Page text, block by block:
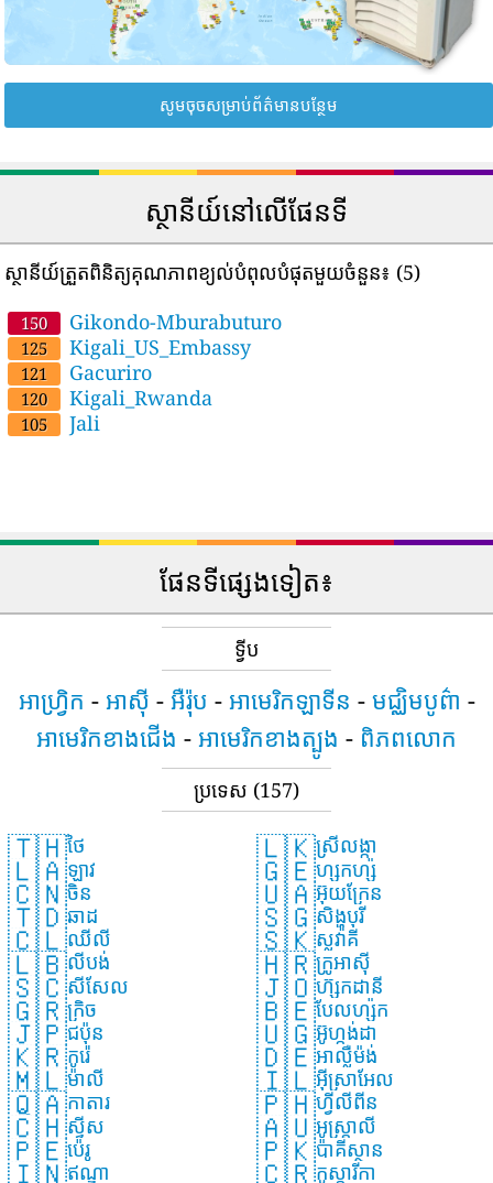
សូមចុចសម្រាប់ព័ត៌មានបន្ថែម
ស្ថានីយ៍នៅលើផែនទី
ស្ថានីយ៍ត្រួតពិនិត្យគុណភាពខ្យល់បំពុលបំផុតមួយចំនួន៖ (5)
150 Gikondo-Mburabuturo
125 Kigali_US_Embassy
121 Gacuriro
120 Kigali_Rwanda
105 Jali
ផែនទីផ្សេងទៀត៖
ទ្វីប
អាហ្រ្វិក - អាស៊ី - អឺរ៉ុប - អាមេរិកឡាទីន - មជ្ឈិមបូព៌ា -
អាមេរិកខាងជើង - អាមេរិកខាងត្បូង - ពិភពលោក
ប្រទេស (157)
🇹🇭ថៃ
🇱🇦ឡាវ
🇨🇳ចិន
🇹🇩ឆាដ
🇨🇱ឈីលី
🇱🇧លីបង់
🇸🇨សីសែល
🇬🇷ក្រិច
🇯🇵ជប៉ុន
🇰🇷កូរ៉េ
🇲🇱ម៉ាលី
🇶🇦កាតារ
🇨🇭ស្វីស
🇵🇪ប៉េរូ
🇮🇳ឥណ្ឌា
🇱🇰ស្រីលង្កា
🇬🇪ហ្សកហ្ស៉ី
🇺🇦អ៊ុយក្រែន
🇸🇬សិង្ហបុរី
🇸🇰ស្លូវ៉ាគី
🇭🇷ក្រូអាស៊ី
🇯🇴ហ៊្សកដានី
🇧🇪បែលហ្ស៉ិក
🇺🇬អ៊ូហ្កង់ដា
🇩🇪អាល្លឺម៉ង់
🇮🇱អ៊ីស្រាអែល
🇵🇭ហ្វ៉ីលីពីន
🇦🇺អូស្ត្រាលី
🇵🇰ប៉ាគីស្ថាន
🇨🇷កូស្តារីកា